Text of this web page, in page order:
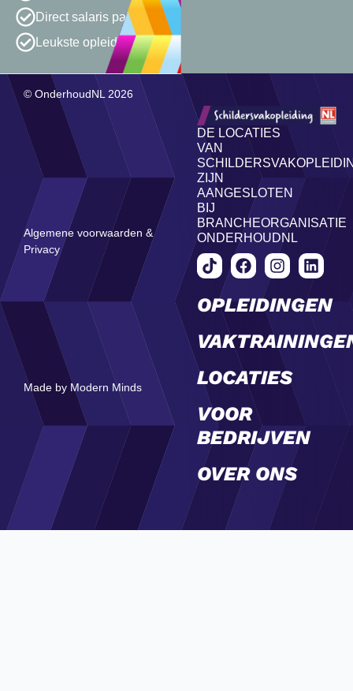
Direct salaris pakken
Leukste opleiding van NL
OPLEIDINGEN
LOCATIES
VOOR
BEDRIJVEN
OVER ONS
DE LOCATIES
VAN
ZIJN
AANGESLOTEN
BIJ
BRANCHEORGANISATIE
ONDERHOUDNL
© OnderhoudNL 2026
Algemene voorwaarden &
Privacy
Made by Modern Minds